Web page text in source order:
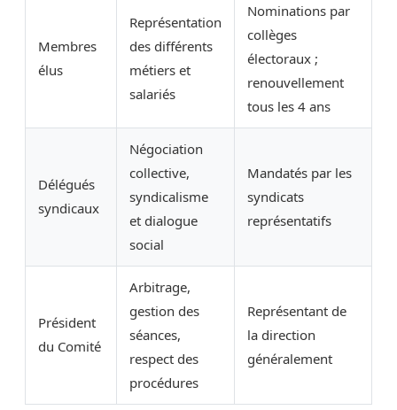
Membres
élus
Représentation
des différents
métiers et
salariés
Nominations par
collèges
électoraux ;
renouvellement
tous les 4 ans
Délégués
syndicaux
Négociation
collective,
syndicalisme
et dialogue
social
Mandatés par les
syndicats
représentatifs
Président
du Comité
Arbitrage,
gestion des
séances,
respect des
procédures
Représentant de
la direction
généralement